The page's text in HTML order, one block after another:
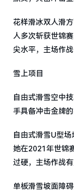
花样滑冰双人滑
人多次斩获世锦
尖水平，主场作战
雪上项目
自由式滑雪空中
手具备冲击金牌
自由式滑雪U型场
她在2021年世锦
过硬，主场作战有
单板滑雪坡面障